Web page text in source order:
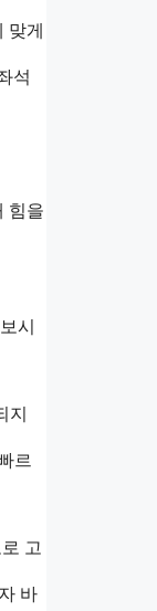
맞게
석
힘을
시
지
르
고
바